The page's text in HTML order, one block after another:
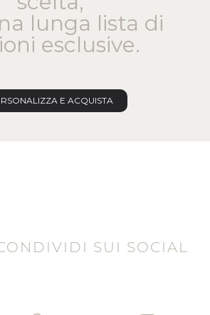
lunga lista di
esclusive.
E ACQUISTA
SUI SOCIAL